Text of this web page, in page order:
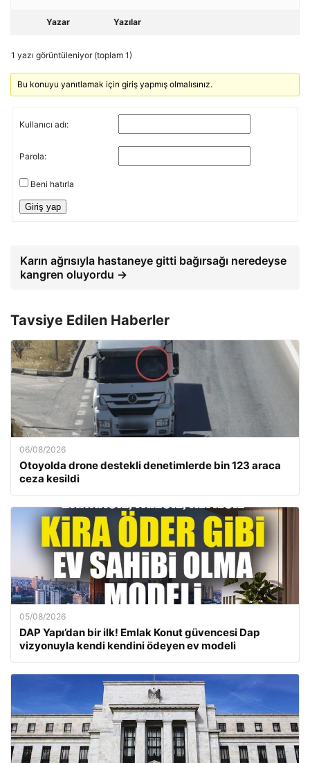
Yazar Yazılar
1 yazı görüntüleniyor (toplam 1)
Bu konuyu yanıtlamak için giriş yapmış olmalısınız.
Kullanıcı adı:
Parola:
Beni hatırla
Giriş yap
Karın ağrısıyla hastaneye gitti bağırsağı neredeyse
kangren oluyordu →
Tavsiye Edilen Haberler
06/08/2026
Otoyolda drone destekli denetimlerde bin 123 araca
ceza kesildi
05/08/2026
DAP Yapı’dan bir ilk! Emlak Konut güvencesi Dap
vizyonuyla kendi kendini ödeyen ev modeli